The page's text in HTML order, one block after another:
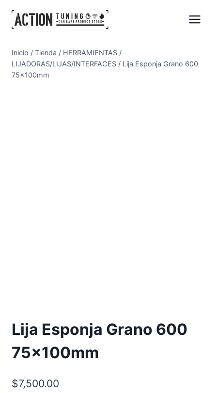
Inicio / Tienda / HERRAMIENTAS /
LIJADORAS/LIJAS/INTERFACES / Lija Esponja Grano 600
75x100mm
Lija Esponja Grano 600
75x100mm
$7,500.00